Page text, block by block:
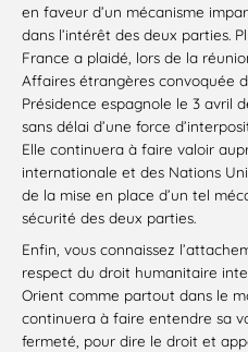
en faveur d’un mécanisme
dans l’intérêt des deux parties.
France a plaidé, lors de la
Affaires étrangères convoquée
Présidence espagnole le 3 avril
sans délai d’une force
Elle continuera à faire valoir
internationale et des Nations
de la mise en place d’un tel
sécurité des deux parties.
Enfin, vous connaissez
respect du droit humanitaire
Orient comme partout dans le
continuera à faire entendre sa
fermeté, pour dire le droit et